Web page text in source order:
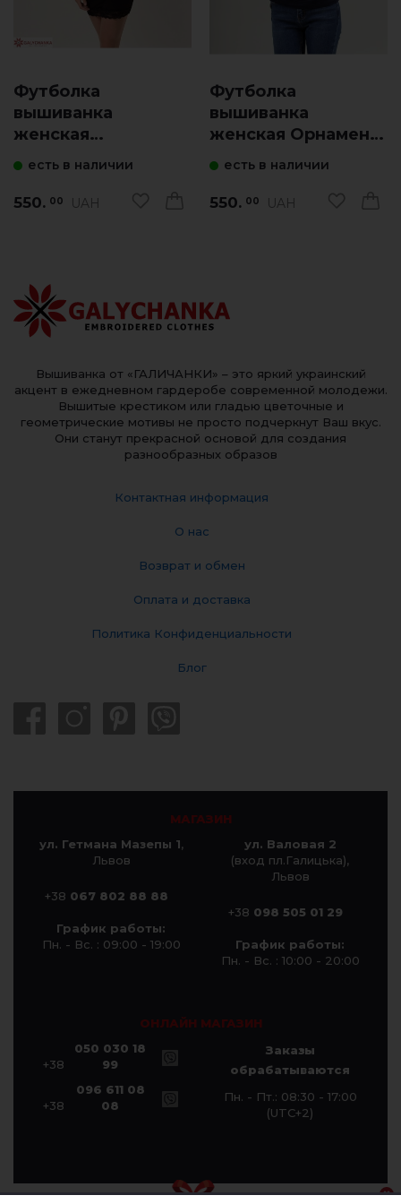
Футболка
вышиванка
женская
(белая)
есть в наличии
550. 00 UAH
Футболка
вышиванка
женская Орнамент
есть в наличии
550. 00 UAH
Вышиванка от «ГАЛИЧАНКИ» – это яркий украинский
акцент в ежедневном гардеробе современной молодежи.
Вышитые крестиком или гладью цветочные и
геометрические мотивы не просто подчеркнут Ваш вкус.
Они станут прекрасной основой для создания
разнообразных образов
Контактная информация
О нас
Возврат и обмен
Оплата и доставка
Политика Конфиденциальности
Блог
МАГАЗИН
ул. Гетмана Мазепы 1,
Львов
+38 067 802 88 88
График работы:
Пн. - Вс. : 09:00 - 19:00
ул. Валовая 2
(вход пл.Галицька),
Львов
+38 098 505 01 29
График работы:
Пн. - Вс. : 10:00 - 20:00
ОНЛАЙН МАГАЗИН
+38
050 030 18
99
+38
096 611 08
08
Заказы
обрабатываются
Пн. - Пт.: 08:30 - 17:00
(UTC+2)